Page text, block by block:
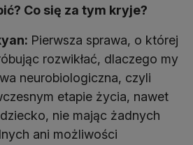
Co się za tym kryje?
Pierwsza sprawa, o której
rozwikłać, dlaczego my
neurobiologiczna, czyli
etapie życia, nawet
nie mając żadnych
ani możliwości